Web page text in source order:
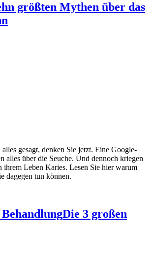
größten Mythen über das
gesagt, denken Sie jetzt. Eine Google-
alles über die Seuche. Und dennoch kriegen
ihrem Leben Karies. Lesen Sie hier warum
dagegen tun können.
Die 3 großen